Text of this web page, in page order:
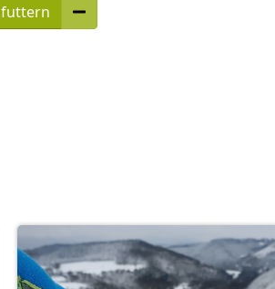
futtern